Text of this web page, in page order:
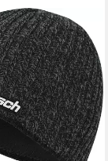
atmungsaktives,
Wollstrick
39,99 €
3 Werktagen bei dir